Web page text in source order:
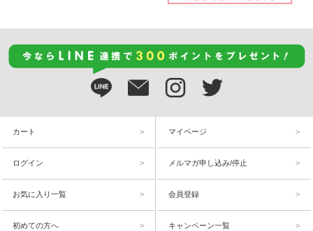
カート マイページ
ログイン メルマガ申し込み/停止
お気に入り一覧 会員登録
初めての方へ キャンペーン一覧